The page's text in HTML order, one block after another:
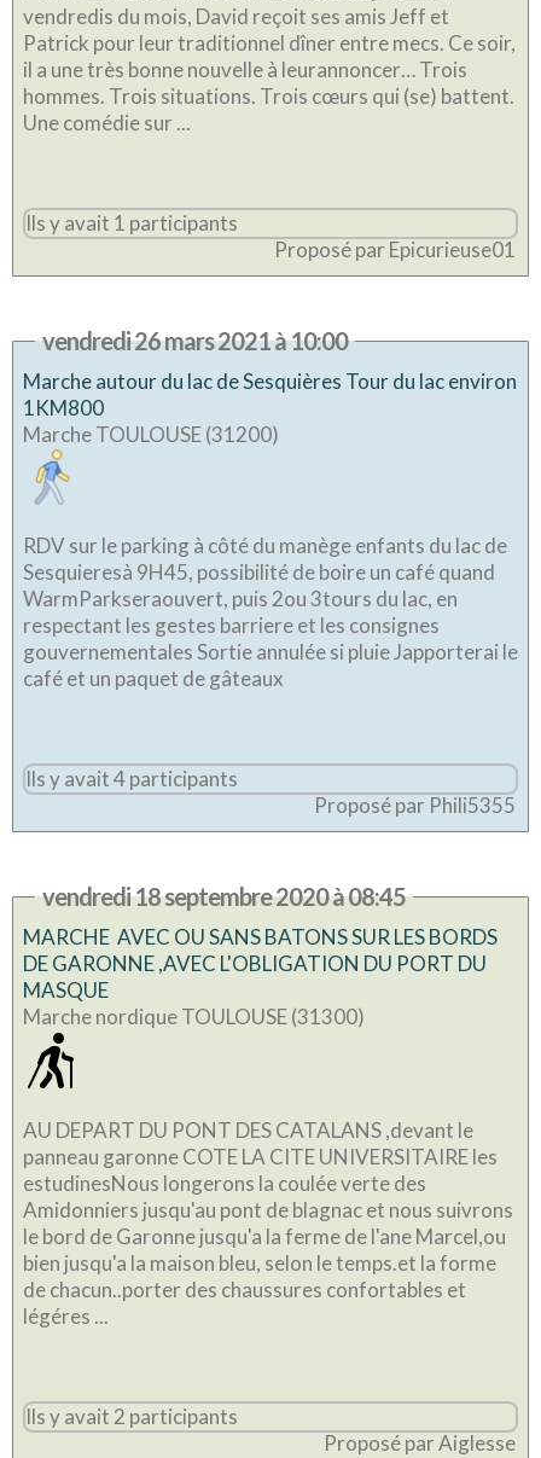
vendredis du mois, David reçoit ses amis Jeff et
Patrick pour leur traditionnel dîner entre mecs. Ce soir,
il a une très bonne nouvelle à leurannoncer… Trois
hommes. Trois situations. Trois cœurs qui (se) battent.
Une comédie sur ...
Ils y avait 1 participants
Proposé par Epicurieuse01
vendredi 26 mars 2021 à 10:00
Marche autour du lac de Sesquières Tour du lac environ
1KM800
Marche TOULOUSE (31200)
RDV sur le parking à côté du manège enfants du lac de
Sesquieresà 9H45, possibilité de boire un café quand
WarmParkseraouvert, puis 2ou 3tours du lac, en
respectant les gestes barriere et les consignes
gouvernementales Sortie annulée si pluie Japporterai le
café et un paquet de gâteaux
Ils y avait 4 participants
Proposé par Phili5355
vendredi 18 septembre 2020 à 08:45
MARCHE AVEC OU SANS BATONS SUR LES BORDS
DE GARONNE ,AVEC L'OBLIGATION DU PORT DU
MASQUE
Marche nordique TOULOUSE (31300)
AU DEPART DU PONT DES CATALANS ,devant le
panneau garonne COTE LA CITE UNIVERSITAIRE les
estudinesNous longerons la coulée verte des
Amidonniers jusqu'au pont de blagnac et nous suivrons
le bord de Garonne jusqu'a la ferme de l'ane Marcel,ou
bien jusqu'a la maison bleu, selon le temps.et la forme
de chacun..porter des chaussures confortables et
légéres ...
Ils y avait 2 participants
Proposé par Aiglesse